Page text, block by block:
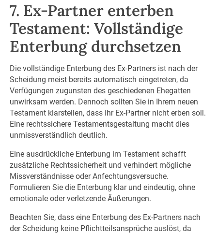
7. Ex-Partner enterben
Testament: Vollständige
Enterbung durchsetzen
Die vollständige Enterbung des Ex-Partners ist nach der
Scheidung meist bereits automatisch eingetreten, da
Verfügungen zugunsten des geschiedenen Ehegatten
unwirksam werden. Dennoch sollten Sie in Ihrem neuen
Testament klarstellen, dass Ihr Ex-Partner nicht erben soll.
Eine rechtssichere Testamentsgestaltung macht dies
unmissverständlich deutlich.
Eine ausdrückliche Enterbung im Testament schafft
zusätzliche Rechtssicherheit und verhindert mögliche
Missverständnisse oder Anfechtungsversuche.
Formulieren Sie die Enterbung klar und eindeutig, ohne
emotionale oder verletzende Äußerungen.
Beachten Sie, dass eine Enterbung des Ex-Partners nach
der Scheidung keine Pflichtteilsansprüche auslöst, da